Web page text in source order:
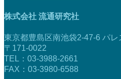
株式会社 流通研究社
東京都豊島区南池袋2-47-6 パレ
〒171-0022
TEL：03-3988-2661
FAX：03-3980-6588